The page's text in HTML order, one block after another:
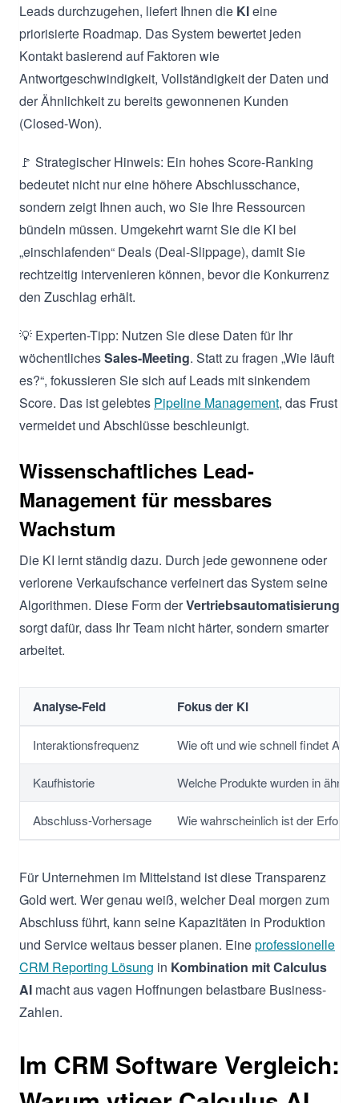
Leads durchzugehen, liefert Ihnen die KIeine
priorisierte Roadmap. Das System bewertet jeden
Kontakt basierend auf Faktoren wie
Antwortgeschwindigkeit, Vollständigkeit der Daten und
der Ähnlichkeit zu bereits gewonnenen Kunden
(Closed-Won).
🚩 Strategischer Hinweis: Ein hohes Score-Ranking
bedeutet nicht nur eine höhere Abschlusschance,
sondern zeigt Ihnen auch, wo Sie Ihre Ressourcen
bündeln müssen. Umgekehrt warnt Sie die KI bei
„einschlafenden“ Deals (Deal-Slippage), damit Sie
rechtzeitig intervenieren können, bevor die Konkurrenz
den Zuschlag erhält.
💡 Experten-Tipp: Nutzen Sie diese Daten für Ihr
wöchentlichesSales-Meeting. Statt zu fragen „Wie läuft
es?“, fokussieren Sie sich auf Leads mit sinkendem
Score. Das ist gelebtes Pipeline Management, das Frust
vermeidet und Abschlüsse beschleunigt.
Wissenschaftliches Lead-
Management für messbares
Wachstum
Die KI lernt ständig dazu. Durch jede gewonnene oder
verlorene Verkaufschance verfeinert das System seine
Algorithmen. Diese Form derVertriebsautomatisierung
sorgt dafür, dass Ihr Team nicht härter, sondern smarter
arbeitet.
Analyse-Feld Fokus der KI
Interaktionsfrequenz Wie oft und wie schnell findet
Kaufhistorie Welche Produkte wurden in
Abschluss-Vorhersage Wie wahrscheinlich ist der Erfolg
Für Unternehmen im Mittelstand ist diese Transparenz
Gold wert. Wer genau weiß, welcher Deal morgen zum
Abschluss führt, kann seine Kapazitäten in Produktion
und Service weitaus besser planen. Eineprofessionelle
CRM Reporting Lösung in Kombination mit Calculus
AI macht aus vagen Hoffnungen belastbare Business-
Zahlen.
Im CRM Software Vergleich: